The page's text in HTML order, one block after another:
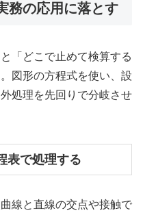
務の応用に落とす
「どこで止めて検算する
図形の方程式を使い、設
処理を先回りで分岐させ
表で処理する
線と直線の交点や接触で